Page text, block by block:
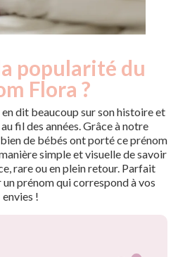
popularité du
Flora ?
dit beaucoup sur son histoire et
fil des années. Grâce à notre
de bébés ont porté ce prénom
simple et visuelle de savoir
rare ou en plein retour. Parfait
prénom qui correspond à vos
envies !